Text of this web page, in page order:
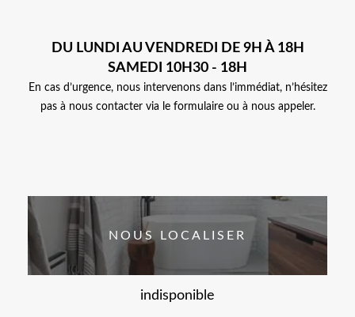
DU LUNDI AU VENDREDI DE 9H À 18H
SAMEDI 10H30 - 18H
En cas d’urgence, nous intervenons dans l’immédiat, n’hésitez
pas à nous contacter via le formulaire ou à nous appeler.
NOUS LOCALISER
indisponible